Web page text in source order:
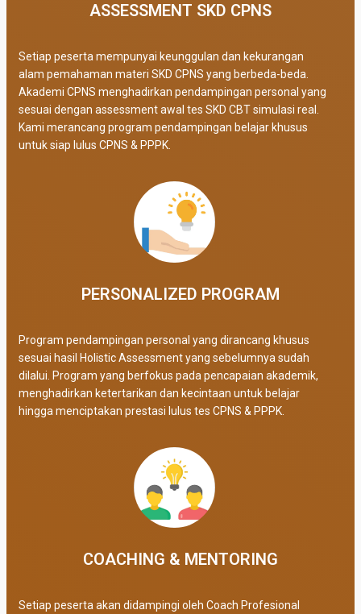
ASSESSMENT SKD CPNS
Setiap peserta mempunyai keunggulan dan kekurangan
alam pemahaman materi SKD CPNS yang berbeda-beda.
Akademi CPNS menghadirkan pendampingan personal yang
sesuai dengan assessment awal tes SKD CBT simulasi real.
Kami merancang program pendampingan belajar khusus
untuk siap lulus CPNS & PPPK.
PERSONALIZED PROGRAM​
Program pendampingan personal yang dirancang khusus
sesuai hasil Holistic Assessment yang sebelumnya sudah
dilalui. Program yang berfokus pada pencapaian akademik,
menghadirkan ketertarikan dan kecintaan untuk belajar
hingga menciptakan prestasi lulus tes CPNS & PPPK.
COACHING & MENTORING
Setiap peserta akan didampingi oleh Coach Profesional